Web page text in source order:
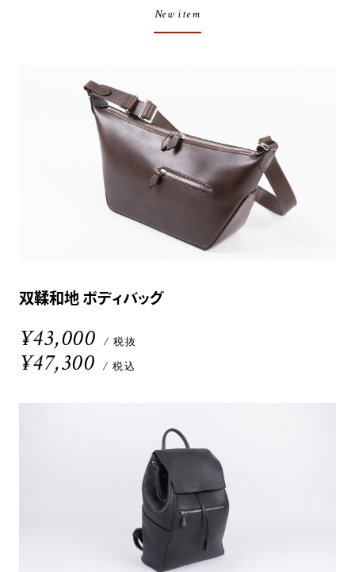
New item
双鞣和地 ボディバッグ
¥43,000 / 税抜
¥47,300 / 税込